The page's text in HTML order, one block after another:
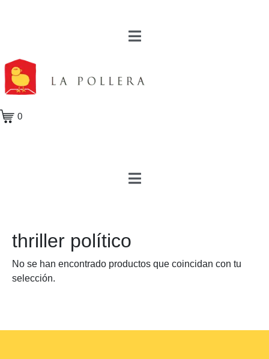
0
thriller político
No se han encontrado productos que coincidan con tu
selección.